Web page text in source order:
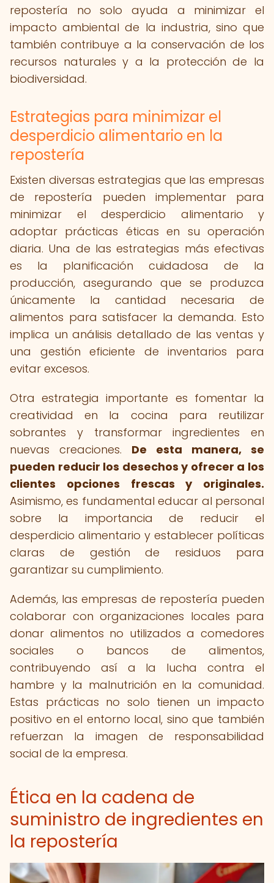
repostería no solo ayuda a minimizar el
impacto ambiental de la industria, sino que
también contribuye a la conservación de los
recursos naturales y a la protección de la
biodiversidad.
Estrategias para minimizar el
desperdicio alimentario en la
repostería
Existen diversas estrategias que las empresas
de repostería pueden implementar para
minimizar el desperdicio alimentario y
adoptar prácticas éticas en su operación
diaria. Una de las estrategias más efectivas
es la planificación cuidadosa de la
producción, asegurando que se produzca
únicamente la cantidad necesaria de
alimentos para satisfacer la demanda. Esto
implica un análisis detallado de las ventas y
una gestión eficiente de inventarios para
evitar excesos.
Otra estrategia importante es fomentar la
creatividad en la cocina para reutilizar
sobrantes y transformar ingredientes en
nuevas creaciones. De esta manera, se
pueden reducir los desechos y ofrecer a los
clientes opciones frescas y originales.
Asimismo, es fundamental educar al personal
sobre la importancia de reducir el
desperdicio alimentario y establecer políticas
claras de gestión de residuos para
garantizar su cumplimiento.
Además, las empresas de repostería pueden
colaborar con organizaciones locales para
donar alimentos no utilizados a comedores
sociales o bancos de alimentos,
contribuyendo así a la lucha contra el
hambre y la malnutrición en la comunidad.
Estas prácticas no solo tienen un impacto
positivo en el entorno local, sino que también
refuerzan la imagen de responsabilidad
social de la empresa.
Ética en la cadena de
suministro de ingredientes en
la repostería